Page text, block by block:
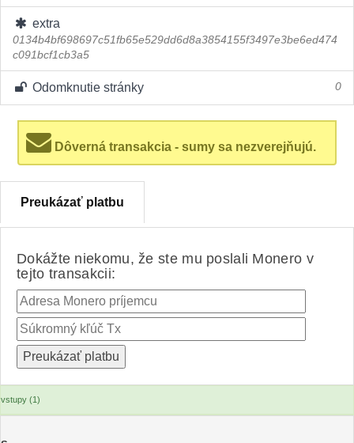
extra
0134b4bf698697c51fb65e529dd6d8a3854155f3497e3be6ed474
c091bcf1cb3a5
Odomknutie stránky 0
Dôverná transakcia - sumy sa nezverejňujú.
Preukázať platbu
Dokážte niekomu, že ste mu poslali Monero v
tejto transakcii:
vstupy (1)